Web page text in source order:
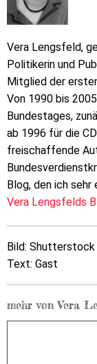
Vera Lengsfeld,
Politikerin und
Mitglied der
Von 1990 bis
Bundestages,
ab 1996 für die
freischaffende
Blog, den ich
Vera Lengsfelds
Bild: Shutterstock
Text: Gast
mehr von Vera